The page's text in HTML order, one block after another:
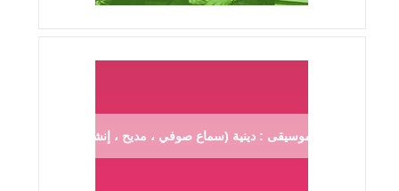
موسيقى : دينية (سماع صوفي ، مديح ، إنشاد ...)